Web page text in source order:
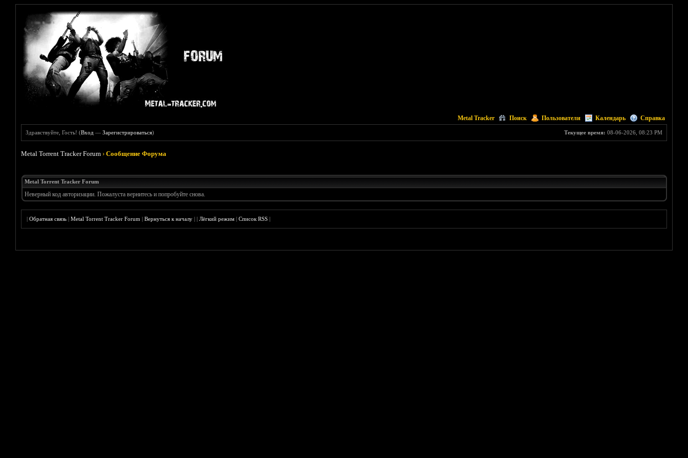
Metal Tracker Поиск Пользователи Календарь Справка
Текущее время: 08-06-2026, 08:23 PM
Здравствуйте, Гость! (Вход —Зарегистрироваться)
Metal Torrent Tracker Forum ›Сообщение Форума
Metal Torrent Tracker Forum
Неверный код авторизации. Пожалуста вернитесь и попробуйте снова.
|Обратная связь |Metal Torrent Tracker Forum |Вернуться к началу ||Лёгкий режим |Список RSS |